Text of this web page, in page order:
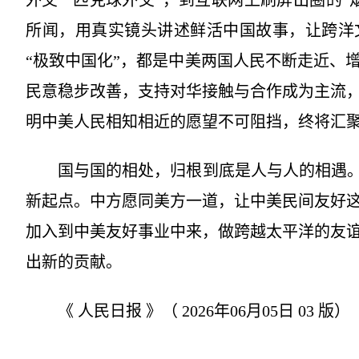
所闻，用真实镜头讲述鲜活中国故事，让跨
“极致中国化”，都是中美两国人民不断走近、
民意稳步改善，支持对华接触与合作成为主流
明中美人民相知相近的愿望不可阻挡，终将汇
国与国的相处，归根到底是人与人的相遇。
新起点。中方愿同美方一道，让中美民间友好
加入到中美友好事业中来，做跨越太平洋的友
出新的贡献。
《 人民日报 》（ 2026年06月05日 03 版）